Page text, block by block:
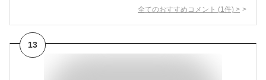
全てのおすすめコメント (1 件) >
13